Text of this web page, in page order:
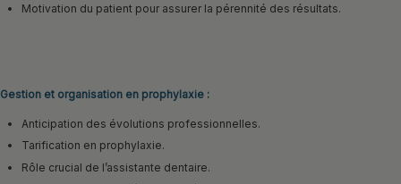
Motivation du patient pour assurer la pérennité des résultats.
Gestion et organisation en prophylaxie :
Anticipation des évolutions professionnelles.
Tarification en prophylaxie.
Rôle crucial de l’assistante dentaire.